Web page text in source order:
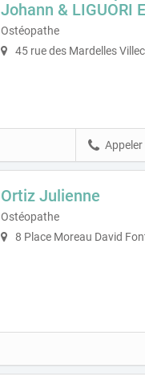
Johann & LIGUORI
Ostéopathe
45 rue des Mardelles
Appeler
Ortiz Julienne
Ostéopathe
8 Place Moreau David